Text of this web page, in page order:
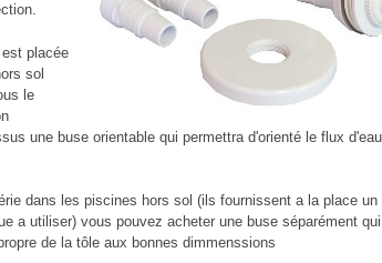
placée
sol
le
une buse orientable qui permettra d'orienté le flux
dans les piscines hors sol (ils fournissent a la place un
a utiliser) vous pouvez acheter une buse séparément
de la tôle aux bonnes dimmenssions